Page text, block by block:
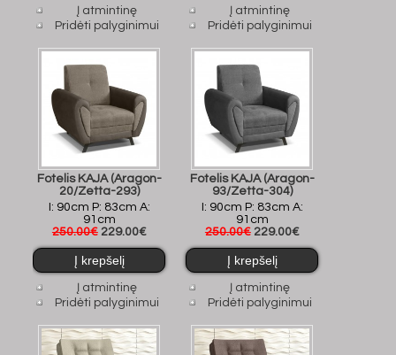
Į atmintinę
Pridėti palyginimui
Į atmintinę
Pridėti palyginimui
Fotelis KAJA (Aragon-
20/Zetta-293)
I: 90cm P: 83cm A:
91cm
250.00€ 229.00€
Į atmintinę
Pridėti palyginimui
Fotelis KAJA (Aragon-
93/Zetta-304)
I: 90cm P: 83cm A:
91cm
250.00€ 229.00€
Į atmintinę
Pridėti palyginimui